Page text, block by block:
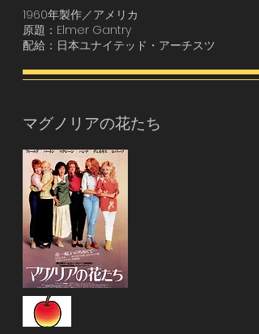
1960年製作／アメリカ
原題：Elmer Gantry
配給：日本ユナイテッド・アーチスツ
マグノリアの花たち